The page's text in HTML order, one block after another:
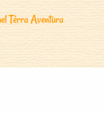
Tèrra Aventura